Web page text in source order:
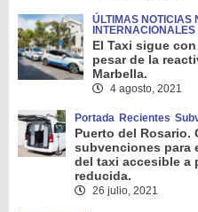
ÚLTIMAS NOTICIAS
INTERNACIONALES
El Taxi sigue
pesar de la
Marbella.
4 agosto, 2021
Portada Recientes
Puerto del Rosario.
subvenciones para
del taxi accesible a
reducida.
26 julio, 2021